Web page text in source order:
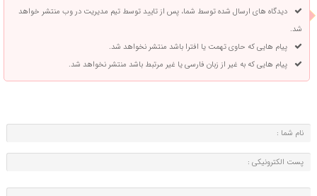
دیدگاه های ارسال شده توسط شما، پس از تایید توسط تیم مدیریت در وب منتشر خواهد
شد.
پیام هایی که حاوی تهمت یا افترا باشد منتشر نخواهد شد.
پیام هایی که به غیر از زبان فارسی یا غیر مرتبط باشد منتشر نخواهد شد.